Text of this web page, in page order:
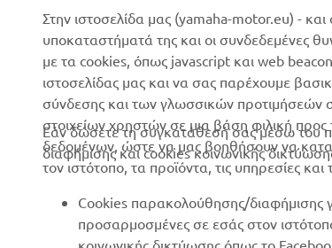
Δίκτυο Επίσημων
Συνεργατών
Τύπος
Φυλλάδια
Γίνετε έμπορος
Γήπεδα γκολφ
Πρώτοι
Robotics
Συνεργασίες
Τεχνικές
Yamalube Safety
Sheets
Στην ιστοσελίδα μας (yamaha-motor.eu) -
υποκαταστήματά της και οι συνδεδεμένες
με τα cookies, όπως javascript και web
ιστοσελίδας μας και να σας παρέχουμε
σύνδεσης και των γλωσσικών προτιμήσεών
στοιχείων χρηστών σε μια βάση φιλική
δεδομένων, ώστε να μας βοηθήσουν να
τον ιστότοπο, τα προϊόντα, τις υπηρεσίες
Εάν δώσετε τη συγκατάθεσή σας μέσω του
διαφήμισης και cookies κοινωνικής
Cookies παρακολούθησης/διαφήμισης
προσαρμοσμένες σε εσάς στον
κοινωνικής δικτύωσης όπως το